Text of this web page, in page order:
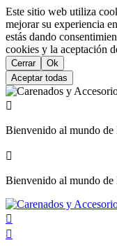
Este sitio web utiliza
mejorar su experiencia
estás dando
cookies y la aceptación
Cerrar
Ok
Aceptar todas

Bienvenido al mundo de

Bienvenido al mundo de

